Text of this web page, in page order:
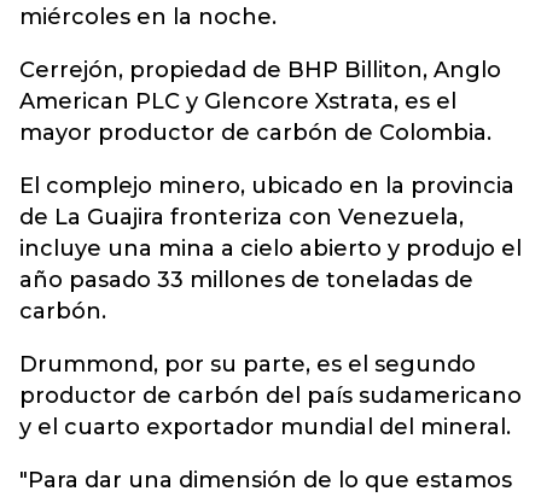
miércoles en la noche.
Cerrejón, propiedad de BHP Billiton, Anglo
American PLC y Glencore Xstrata, es el
mayor productor de carbón de Colombia.
El complejo minero, ubicado en la provincia
de La Guajira fronteriza con Venezuela,
incluye una mina a cielo abierto y produjo el
año pasado 33 millones de toneladas de
carbón.
Drummond, por su parte, es el segundo
productor de carbón del país sudamericano
y el cuarto exportador mundial del mineral.
"Para dar una dimensión de lo que estamos